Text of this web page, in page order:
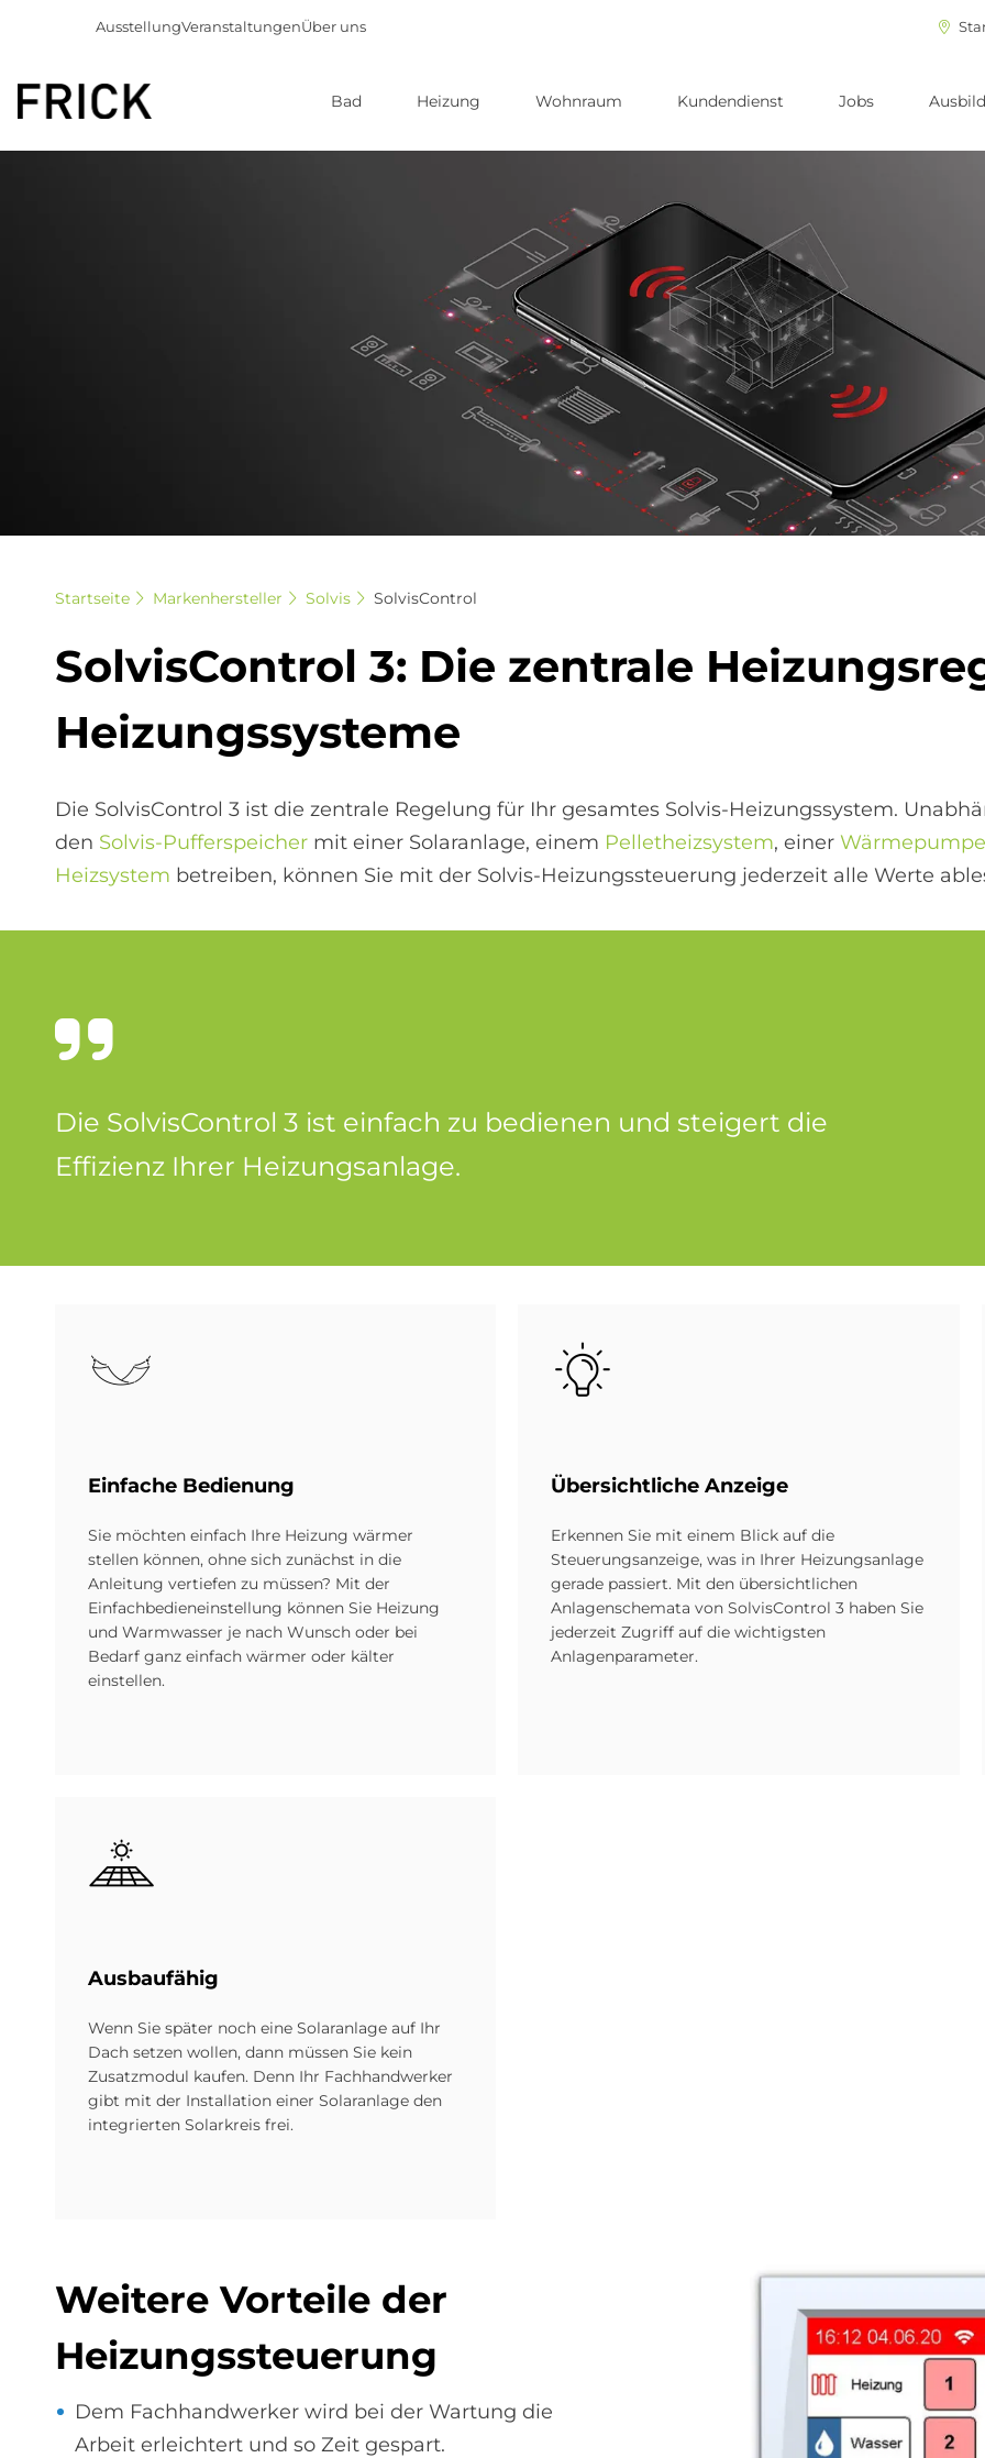
AusstellungVeranstaltungenÜber uns
Bad Heizung Wohnraum Kundendienst Jobs
Startseite Markenhersteller Solvis SolvisControl
Sol­vis­Con­trol 3: Die zen­tra­le
Hei­zungs­sy­ste­me
Die SolvisControl 3 ist die zentrale Regelung für Ihr gesamtes Solvis-Heizungssystem.
den Solvis-Pufferspeicher mit einer Solaranlage, einem Pelletheizsystem, einer Wärmepumpe
Heizsystem betreiben, können Sie mit der Solvis-Heizungssteuerung jederzeit alle Werte
Die Sol­vis­Con­trol 3 ist ein­fach zu be­die­nen und stei­gert die
Ef­fi­zi­enz Ih­rer Hei­zungs­an­la­ge.
Ein­fache Be­die­n­ung
Sie möchten einfach Ihre Heizung wärmer
stellen können, ohne sich zunächst in die
Anleitung vertiefen zu müssen? Mit der
Einfachbedieneinstellung können Sie Heizung
und Warmwasser je nach Wunsch oder bei
Bedarf ganz einfach wärmer oder kälter
einstellen.
Bild
Über­sicht­li­che An­zei­ge
Erkennen Sie mit einem Blick auf die
Steuerungsanzeige, was in Ihrer Heizungsanlage
gerade passiert. Mit den übersichtlichen
Anlagenschemata von SolvisControl 3 haben Sie
jederzeit Zugriff auf die wichtigsten
Anlagenparameter.
Bild
Aus­bau­fä­hig
Wenn Sie später noch eine Solaranlage auf Ihr
Dach setzen wollen, dann müssen Sie kein
Zusatzmodul kaufen. Denn Ihr Fachhandwerker
gibt mit der Installation einer Solaranlage den
integrierten Solarkreis frei.
Wei­te­re Vor­teile der
Hei­zungs­steue­rung
Dem Fachhandwerker wird bei der Wartung die
Arbeit erleichtert und so Zeit gespart.